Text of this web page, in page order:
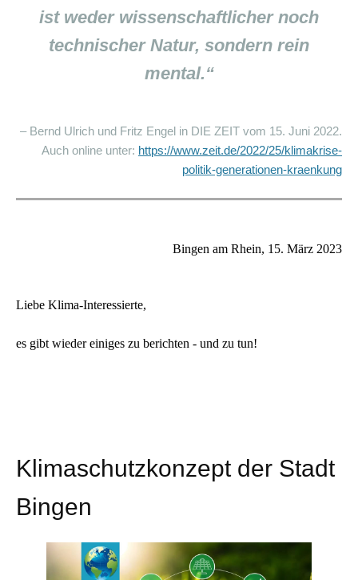
ist weder wissenschaftlicher noch
technischer Natur, sondern rein
mental.“
– Bernd Ulrich und Fritz Engel in DIE ZEIT vom 15. Juni 2022.
Auch online unter: https://www.zeit.de/2022/25/klimakrise-
politik-generationen-kraenkung
Bingen am Rhein, 15. März 2023
Liebe Klima-Interessierte,
es gibt wieder einiges zu berichten - und zu tun!
Klimaschutzkonzept der Stadt
Bingen